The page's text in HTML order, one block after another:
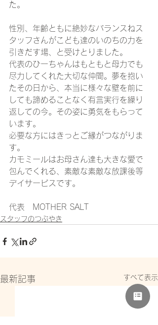
た。
性別、年齢ともに絶妙なバランスねス
タッフさんがこども達のいのちの力を
引きだす場、と受けとりました。
代表のひーちゃんはもともと母力でも
尽力してくれた大切な仲間。夢を抱い
たその日から、本当に様々な壁を前に
しても諦めることなく有言実行を繰り
返しての今。その姿に勇気をもらって
います。
必要な方にはきっとご縁がつながりま
す。
カモミールはお母さん達も大きな愛で
包んでくれる、素敵な素敵な放課後等
デイサービスです。
代表　MOTHER SALT
スタッフのつぶやき
最新記事 すべて表示